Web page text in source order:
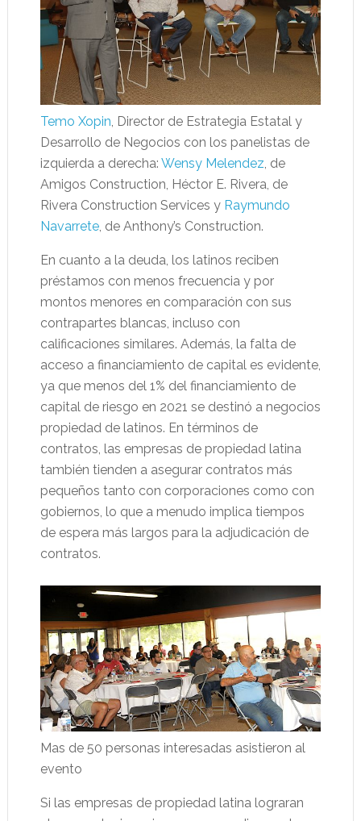
Temo Xopin, Director de Estrategia Estatal y
Desarrollo de Negocios con los panelistas de
izquierda a derecha: Wensy Melendez, de
Amigos Construction, Héctor E. Rivera, de
Rivera Construction Services y Raymundo
Navarrete, de Anthony’s Construction.
En cuanto a la deuda, los latinos reciben
préstamos con menos frecuencia y por
montos menores en comparación con sus
contrapartes blancas, incluso con
calificaciones similares. Además, la falta de
acceso a financiamiento de capital es evidente,
ya que menos del 1% del financiamiento de
capital de riesgo en 2021 se destinó a negocios
propiedad de latinos. En términos de
contratos, las empresas de propiedad latina
también tienden a asegurar contratos más
pequeños tanto con corporaciones como con
gobiernos, lo que a menudo implica tiempos
de espera más largos para la adjudicación de
contratos.
Mas de 50 personas interesadas asistieron al
evento
Si las empresas de propiedad latina lograran